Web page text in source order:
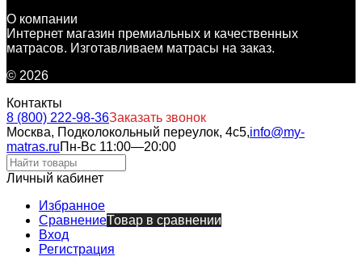
О компании
Интернет магазин премиальных и качественных
матрасов. Изготавливаем матрасы на заказ.
© 2026
Контакты
8 (800) 222-98-36Заказать звонок
Москва, Подколокольный переулок, 4с5,info@my-
matras.ruПн-Вс 11:00—20:00
Личный кабинет
Избранное
СравнениеТовар в сравнении
Вход
Регистрация